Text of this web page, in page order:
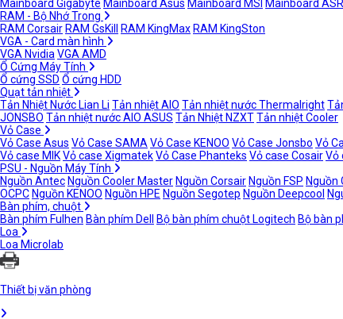
Mainboard Gigabyte Mainboard Asus Mainboard MSI Mainboard
RAM - Bộ Nhớ Trong
RAM Corsair RAM GsKill RAM KingMax RAM KingSton
VGA - Card màn hình
VGA Nvidia VGA AMD
Ổ Cứng Máy Tính
Ổ cứng SSD Ổ cứng HDD
Quạt tản nhiệt
Tản Nhiệt Nước Lian Li Tản nhiệt AIO Tản nhiệt nước Thermalright
JONSBO Tản nhiệt nước AIO ASUS Tản Nhiệt NZXTTản nhiệt Cooler
Vỏ Case
Vỏ Case Asus Vỏ Case SAMA Vỏ Case KENOO Vỏ Case Jonsbo Vỏ
Vỏ case MIKVỏ case XigmatekVỏ Case Phanteks Vỏ case CosairVỏ
PSU - Nguồn Máy Tính
Nguồn Antec Nguồn Cooler Master Nguồn Corsair Nguồn FSP Nguồn
OCPC Nguồn KENOO Nguồn HPE Nguồn Segotep Nguồn Deepcool
Bàn phím, chuột
Bàn phím Fulhen Bàn phím Dell Bộ bàn phím chuột Logitech Bộ bàn
Loa
Loa Microlab
Thiết bị văn phòng